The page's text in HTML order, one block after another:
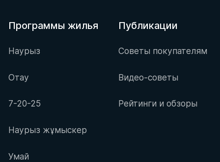
Программы жилья
Наурыз
Отау
7-20-25
Наурыз жұмыскер
Умай
Публикации
Советы покупателям
Видео-советы
Рейтинги и обзоры